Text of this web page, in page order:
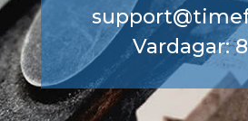
Vardagar: